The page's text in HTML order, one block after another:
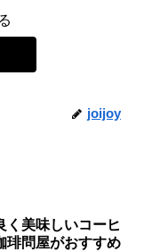
joijoy
く美味しいコーヒ
琲問屋がおすすめ